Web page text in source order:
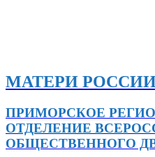
МАТЕРИ
ПРИМОРСКОЕ
ОТДЕЛЕНИЕ
ОБЩЕСТВЕННОГО